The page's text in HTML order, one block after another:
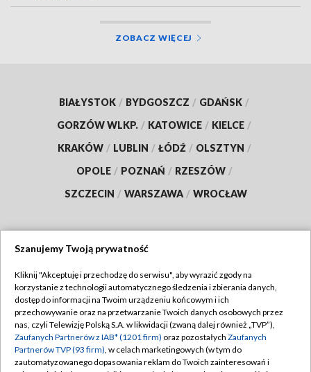
ZOBACZ WIĘCEJ
BIAŁYSTOK / BYDGOSZCZ / GDAŃSK /
GORZÓW WLKP. / KATOWICE / KIELCE /
KRAKÓW / LUBLIN / ŁÓDŹ / OLSZTYN /
OPOLE / POZNAŃ / RZESZÓW /
SZCZECIN / WARSZAWA / WROCŁAW
TVP
Abonament TVP
Emisja w TVP
Centrum informacji TVP
Regulamin TVP
Polityka prywatności
Moje zgody
Szanujemy Twoją prywatność
Kliknij "Akceptuję i przechodzę do serwisu", aby wyrazić zgody na
korzystanie z technologii automatycznego śledzenia i zbierania danych,
dostęp do informacji na Twoim urządzeniu końcowym i ich
przechowywanie oraz na przetwarzanie Twoich danych osobowych przez
nas, czyli Telewizję Polską S.A. w likwidacji (zwaną dalej również „TVP”),
Zaufanych Partnerów z IAB* (1201 firm) oraz pozostałych Zaufanych
Partnerów TVP (93 firm), w celach marketingowych (w tym do
zautomatyzowanego dopasowania reklam do Twoich zainteresowań i